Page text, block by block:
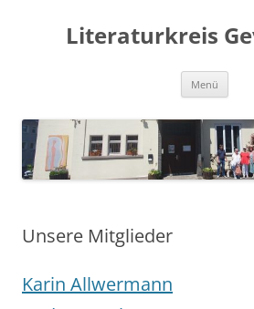
springenLiteraturkreis
Menü
Unsere Mitglieder
Karin Allwermann